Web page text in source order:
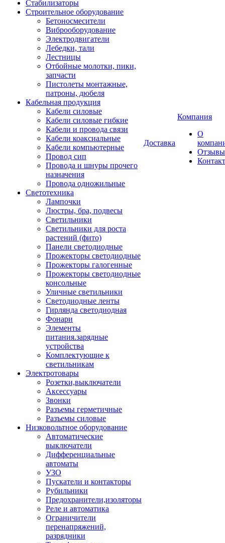
Стабилизаторы
Строительное оборудование
Бетоносмесители
Виброоборудование
Электродвигатели
Лебедки, тали
Лестницы
Отбойные молотки, пики,
запчасти
Пистолеты монтажные,
патроны, дюбеля
Кабельная продукция
Кабели силовые
Кабели силовые гибкие
Кабели и провода связи
Кабели коаксиальные
Кабели компьютерные
Провод сип
Провода и шнуры прочего
назначения
Провода одножильные
Светотехника
Лампочки
Люстры, бра, подвесы
Светильники
Светильники для роста
растений (фито)
Панели светодиодные
Прожекторы светодиодные
Прожекторы галогенные
Прожекторы светодиодные
консольные
Уличные светильники
Светодиодные ленты
Гирлянда светодиодная
Фонари
Элементы
питания.зарядные
устройства
Комплектующие к
светильникам
Электротовары
Розетки,выключатели
Аксессуары
Звонки
Разъемы герметичные
Разъемы силовые
Низковольтное оборудование
Автоматические
выключатели
Дифференциальные
автоматы
УЗО
Пускатели и контакторы
Рубильники
Предохранители,изоляторы
Реле и автоматика
Ограничители
перенапряжений,
разрядники
Доставка
Компания
О
Отзывы